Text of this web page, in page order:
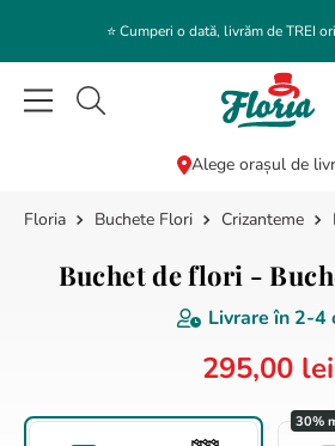
⭐️ Cumperi o dată, livrăm de TREI
Caută flori, plante, cadouri...
Alege orașul de
Buchete Flori Crizanteme
Buchet de flori -
Livrare în 2-4
295,00 lei
CĂUTĂRI POPULARE
5.
buchet lalele